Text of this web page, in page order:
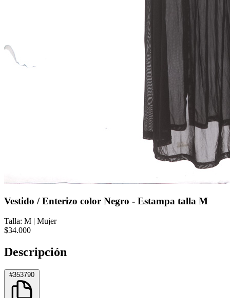
Vestido / Enterizo color Negro - Estampa talla M
Talla: M | Mujer
$34.000
Descripción
#353790